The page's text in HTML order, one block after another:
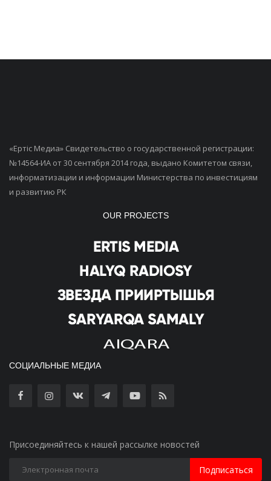
«Ертiс Медиа» Свидетельство о государственной регистрации:
№14564-ИА от 30 сентября 2014 года, выдано Комитетом связи,
информатизации и информации Министерства по инвестициям
и развитию РК
OUR PROJECTS
СОЦИАЛЬНЫЕ МЕДИА
Присоединяйтесь к нашей рассылке новостей
Подписаться